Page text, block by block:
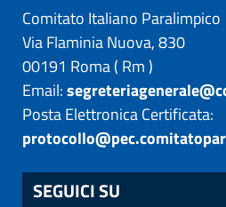
Comitato Italiano Paralimpico
Via Flaminia Nuova, 830
00191 Roma( Rm)
Email:
Posta Elettronica Certificata:
SEGUICI SU